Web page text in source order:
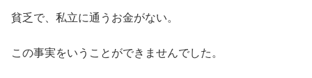
貧乏で、私立に通うお金がない。
この事実をいうことができませんでした。